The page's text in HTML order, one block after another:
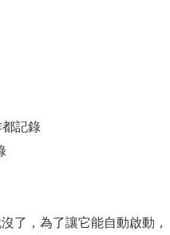
記錄
，為了讓它能自動啟動，